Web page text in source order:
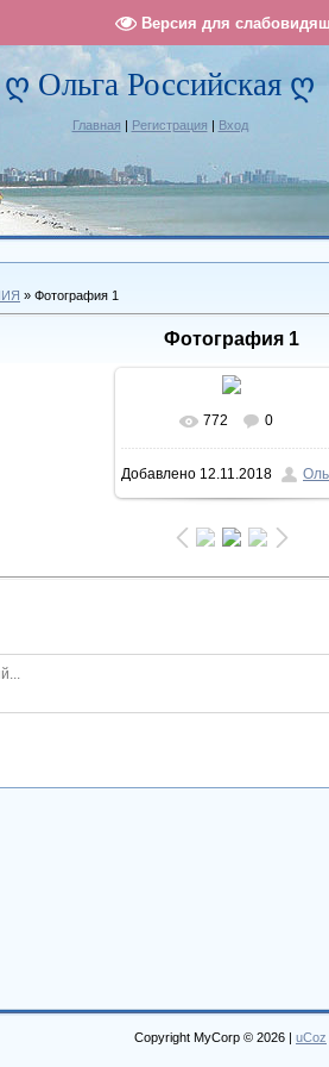
Версия для
ღ Ольга Российская ღ
Главная | Регистрация | Вход
» Фотография 1
Фотография 1
В реальном размере
790x787/ 228.4Kb
772 0
Добавлено 12.11.2018
Copyright MyCorp © 2026 | uCoz